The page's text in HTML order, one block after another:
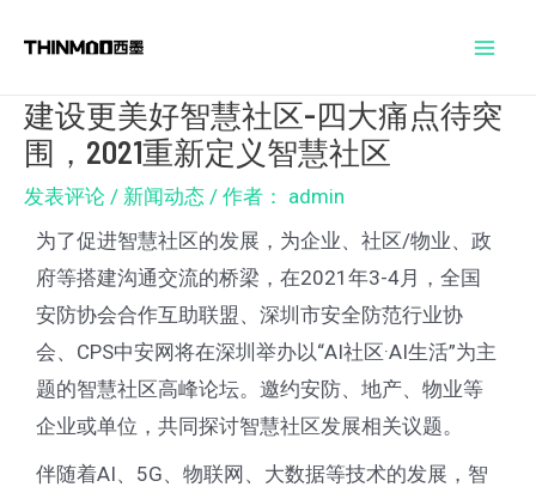
建设更美好智慧社区-四大痛点待突
围，2021重新定义智慧社区
发表评论 / 新闻动态 / 作者： admin
为了促进智慧社区的发展，为企业、社区/物业、政
府等搭建沟通交流的桥梁，在2021年3-4月，全国
安防协会合作互助联盟、深圳市安全防范行业协
会、CPS中安网将在深圳举办以“AI社区·AI生活”为主
题的智慧社区高峰论坛。邀约安防、地产、物业等
企业或单位，共同探讨智慧社区发展相关议题。
伴随着AI、5G、物联网、大数据等技术的发展，智
navigation